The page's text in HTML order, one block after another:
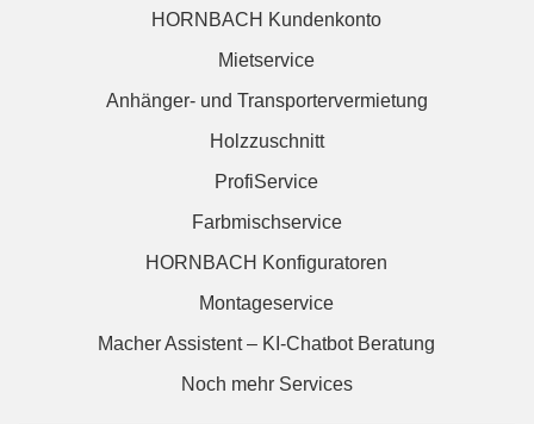
HORNBACH Kundenkonto
Mietservice
Anhänger- und Transportervermietung
Holzzuschnitt
ProfiService
Farbmischservice
HORNBACH Konfiguratoren
Montageservice
Macher Assistent – KI-Chatbot Beratung
Noch mehr Services